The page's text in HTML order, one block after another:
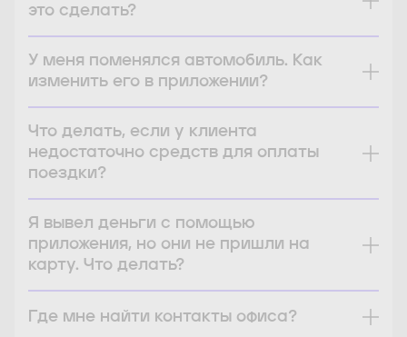
это сделать?
У меня поменялся автомобиль. Как
изменить его в приложении?
Что делать, если у клиента
недостаточно средств для оплаты
поездки?
Я вывел деньги с помощью
приложения, но они не пришли на
карту. Что делать?
Где мне найти контакты офиса?